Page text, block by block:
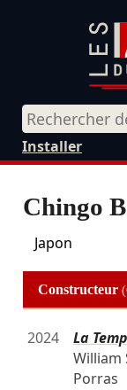
Installer
Chingo
Japon
Constructeur
2024 La
William
Porras